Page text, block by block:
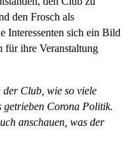
den Frosch als
Interessenten sich ein Bild
für ihre Veranstaltung
Club, wie so viele
getrieben Corona Politik.
anschauen, was der